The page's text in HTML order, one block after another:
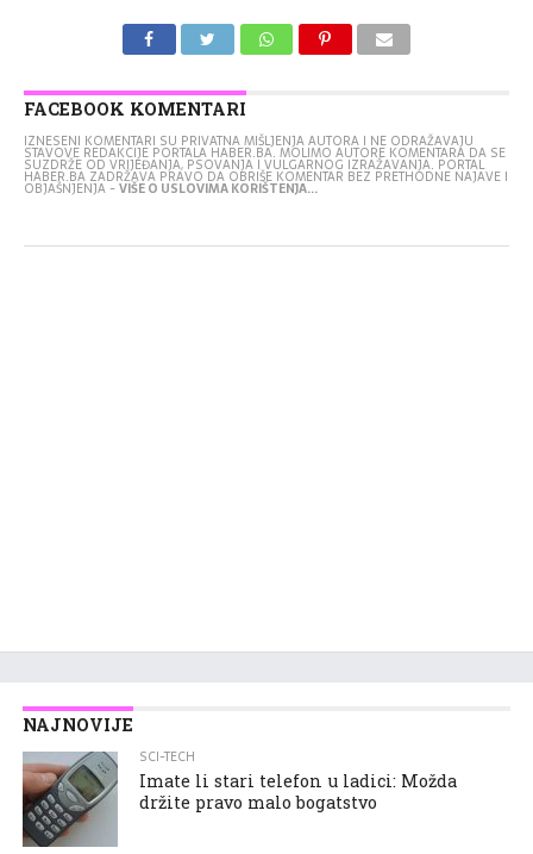
FACEBOOK KOMENTARI
IZNESENI KOMENTARI SU PRIVATNA MIŠLJENJA AUTORA I NE ODRAŽAVAJU
STAVOVE REDAKCIJE PORTALA HABER.BA. MOLIMO AUTORE KOMENTARA DA SE
SUZDRŽE OD VRIJEĐANJA, PSOVANJA I VULGARNOG IZRAŽAVANJA. PORTAL
HABER.BA ZADRŽAVA PRAVO DA OBRIŠE KOMENTAR BEZ PRETHODNE NAJAVE I
OBJAŠNJENJA -VIŠE O USLOVIMA KORIŠTENJA...
NAJNOVIJE
SCI-TECH
Imate li stari telefon u ladici: Možda
držite pravo malo bogatstvo